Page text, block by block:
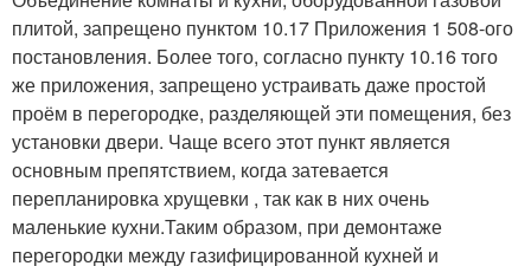
плитой, запрещено пунктом 10.17 Приложения 1 508-ого
постановления. Более того, согласно пункту 10.16 того
же приложения, запрещено устраивать даже простой
проём в перегородке, разделяющей эти помещения, без
установки двери. Чаще всего этот пункт является
основным препятствием, когда затевается
перепланировка хрущевки , так как в них очень
маленькие кухни.Таким образом, при демонтаже
перегородки между газифицированной кухней и